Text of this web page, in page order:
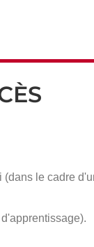
le cadre